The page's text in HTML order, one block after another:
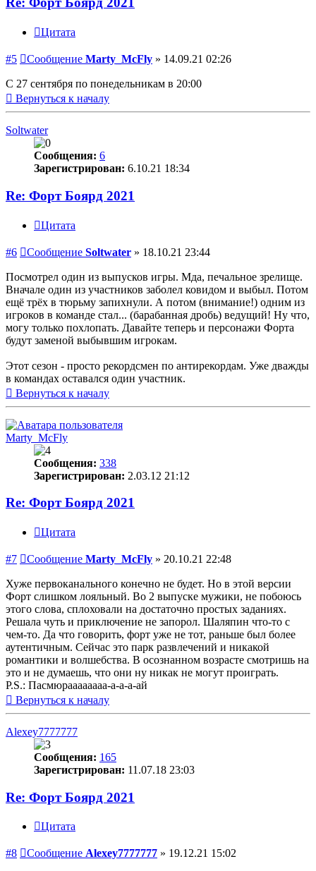
Цитата
#5 Сообщение Marty_McFly » 14.09.21 02:26
С 27 сентября по понедельникам в 20:00
Вернуться к началу
Soltwater
Сообщения: 6
Зарегистрирован: 6.10.21 18:34
Re: Форт Боярд 2021
Цитата
#6 Сообщение Soltwater » 18.10.21 23:44
Посмотрел один из выпусков игры. Мда, печальное зрелище.
Вначале один из участников заболел ковидом и выбыл. Потом
ещё трёх в тюрьму запихнули. А потом (внимание!) одним из
игроков в команде стал... (барабанная дробь) ведущий! Ну что,
могу только похлопать. Давайте теперь и персонажи Форта
будут заменой выбывшим игрокам.
Этот сезон - просто рекордсмен по антирекордам. Уже дважды
в командах оставался один участник.
Вернуться к началу
Marty_McFly
Сообщения: 338
Зарегистрирован: 2.03.12 21:12
Re: Форт Боярд 2021
Цитата
#7 Сообщение Marty_McFly » 20.10.21 22:48
Хуже первоканального конечно не будет. Но в этой версии
Форт слишком лояльный. Во 2 выпуске мужики, не побоюсь
этого слова, сплоховали на достаточно простых заданиях.
Решала чуть и приключение не запорол. Шаляпин что-то с
чем-то. Да что говорить, форт уже не тот, раньше был более
аутентичным. Сейчас это парк развлечений и никакой
романтики и волшебства. В осознанном возрасте смотришь на
это и не думаешь, что они ну никак не могут проиграть.
P.S.: Пасмюраааааааа-а-а-а-ай
Вернуться к началу
Alexey7777777
Сообщения: 165
Зарегистрирован: 11.07.18 23:03
Re: Форт Боярд 2021
Цитата
#8 Сообщение Alexey7777777 » 19.12.21 15:02